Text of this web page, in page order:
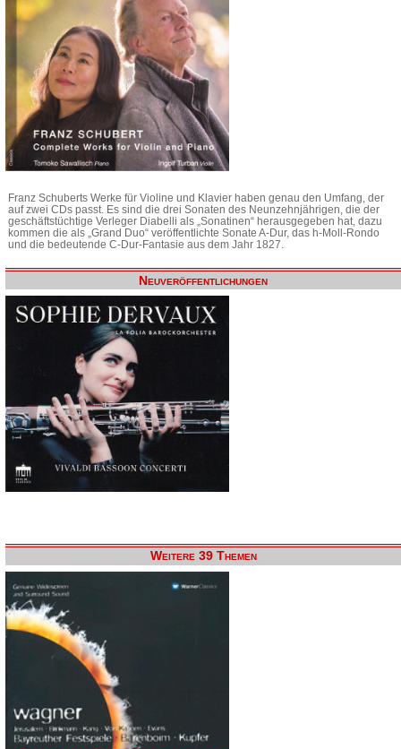
Franz Schuberts Werke für Violine und Klavier haben genau den Umfang, der
auf zwei CDs passt. Es sind die drei Sonaten des Neunzehnjährigen, die der
geschäftstüchtige Verleger Diabelli als „Sonatinen“ herausgegeben hat, dazu
kommen die als „Grand Duo“ veröffentlichte Sonate A-Dur, das h-Moll-Rondo
und die bedeutende C-Dur-Fantasie aus dem Jahr 1827.
Neuveröffentlichungen
Weitere 39 Themen